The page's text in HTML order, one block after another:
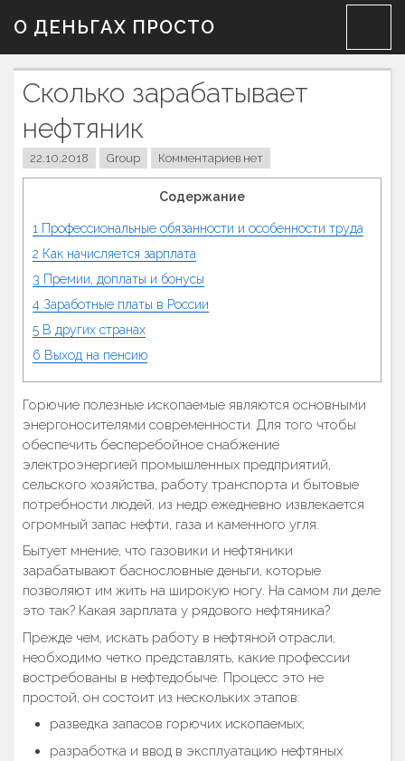
О ДЕНЬГАХ ПРОСТО
Сколько зарабатывает
нефтяник
22.10.2018 Group Комментариев нет
Содержание
1 Профессиональные обязанности и особенности труда
2 Как начисляется зарплата
3 Премии, доплаты и бонусы
4 Заработные платы в России
5 В других странах
6 Выход на пенсию
Горючие полезные ископаемые являются основными
энергоносителями современности. Для того чтобы
обеспечить бесперебойное снабжение
электроэнергией промышленных предприятий,
сельского хозяйства, работу транспорта и бытовые
потребности людей, из недр ежедневно извлекается
огромный запас нефти, газа и каменного угля.
Бытует мнение, что газовики и нефтяники
зарабатывают баснословные деньги, которые
позволяют им жить на широкую ногу. На самом ли деле
это так? Какая зарплата у рядового нефтяника?
Прежде чем, искать работу в нефтяной отрасли,
необходимо четко представлять, какие профессии
востребованы в нефтедобыче. Процесс это не
простой, он состоит из нескольких этапов:
разведка запасов горючих ископаемых;
разработка и ввод в эксплуатацию нефтяных